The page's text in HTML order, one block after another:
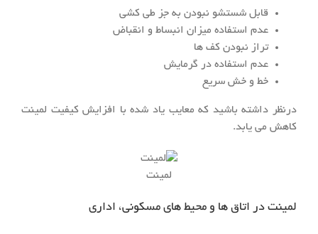
قابل شستشو نبودن به جز طی کشی
عدم استفاده میزان انبساط و انقباض
تراز نبودن کف ها
عدم استفاده در گرمایش
خط و خش سریع
درنظر داشته باشید که معایب یاد شده با افزایش کیفیت لمینت
کاهش می یابد.
لمینت
لمینت در اتاق ها و محیط های مسکونی، اداری